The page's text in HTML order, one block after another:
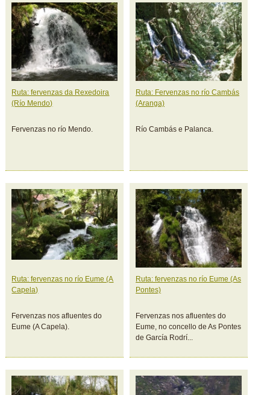
Ruta: fervenzas da Rexedoira
(Río Mendo)
Fervenzas no río Mendo.
Ruta: Fervenzas no río Cambás
(Aranga)
Río Cambás e Palanca.
Ruta: fervenzas no río Eume (A
Capela)
Fervenzas nos afluentes do
Eume (A Capela).
Ruta: fervenzas no río Eume (As
Pontes)
Fervenzas nos afluentes do
Eume, no concello de As Pontes
de García Rodrí...